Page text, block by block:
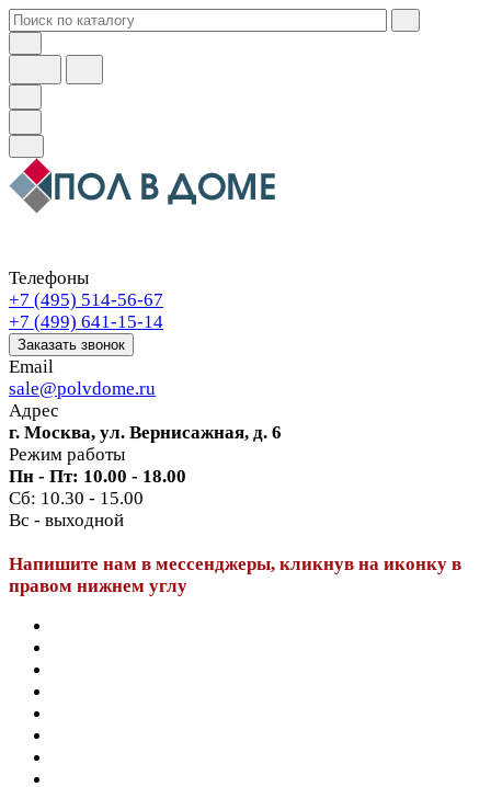
Телефоны
+7 (495) 514-56-67
+7 (499) 641-15-14
Заказать звонок
Email
sale@polvdome.ru
Адрес
г. Москва, ул. Вернисажная, д. 6
Режим работы
Пн - Пт: 10.00 - 18.00
Сб: 10.30 - 15.00
Вс - выходной
Напишите нам в мессенджеры, кликнув на иконку в
правом нижнем углу